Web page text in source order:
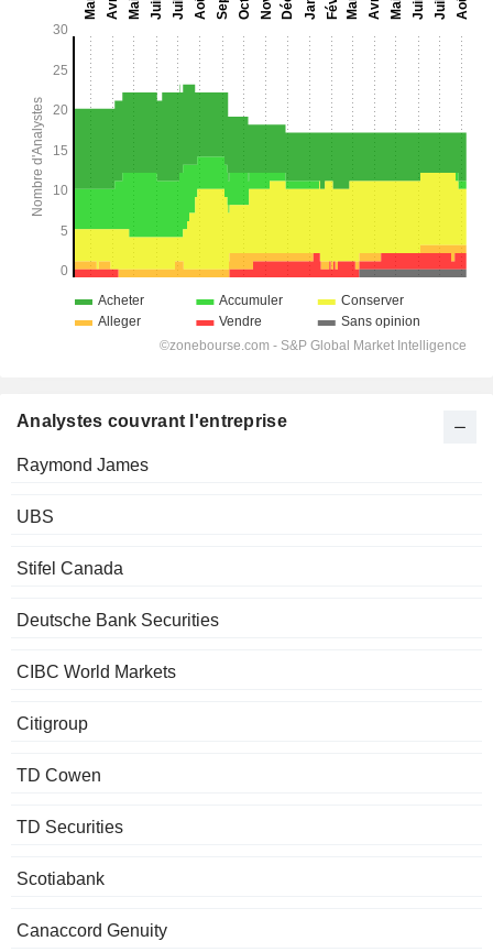
Analystes couvrant l'entreprise
Raymond James
UBS
Stifel Canada
Deutsche Bank Securities
CIBC World Markets
Citigroup
TD Cowen
TD Securities
Scotiabank
Canaccord Genuity